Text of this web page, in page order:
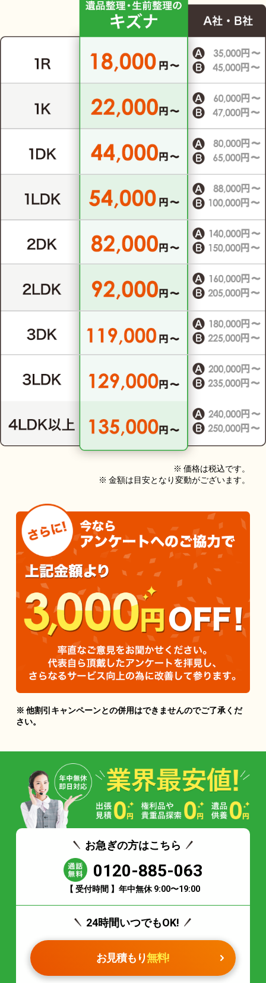
※ 価格は税込です。
※ 金額は目安となり変動がございます。
※ 他割引キャンペーンとの併用はできませんのでご了承くだ
さい。
お急ぎの方はこちら
0120-885-063
【 受付時間 】年中無休 9:00〜19:00
24時間いつでもOK!
お見積もり無料!